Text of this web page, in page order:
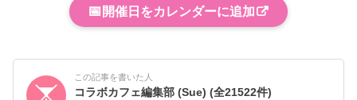
📅 開催日をカレンダーに追加
この記事を書いた人
コラボカフェ編集部 (Sue)(全21522件)